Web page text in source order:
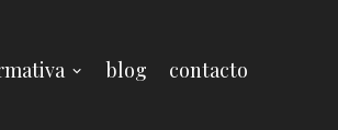
blog contacto